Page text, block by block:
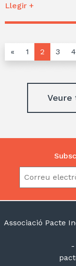
Llegir +
« 1 2 3 4
Veure
Associació Pacte
-